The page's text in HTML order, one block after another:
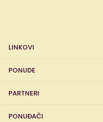
LINKOVI
PONUDE
PARTNERI
PONUĐAČI